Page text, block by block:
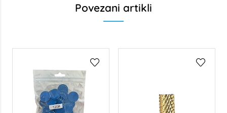
Povezani artikli